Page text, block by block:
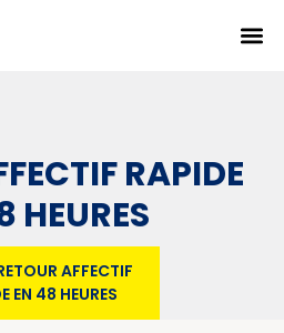
RAPIDE
HEURES
AFFECTIF
EN 48 HEURES